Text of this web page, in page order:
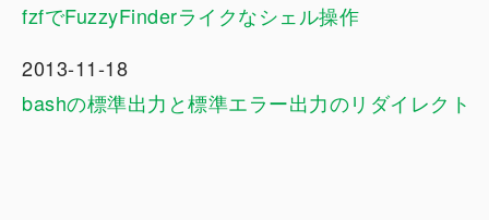
fzfでFuzzyFinderライクなシェル操作
2013-11-18
bashの標準出力と標準エラー出力のリダイレクト